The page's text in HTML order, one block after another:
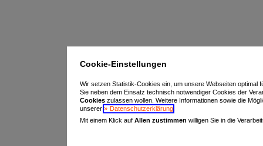
Cookie-Einstellungen
Wir setzen Statistik-Cookies ein, um unsere Webseiten
Sie neben dem Einsatz technisch notwendiger Cookies der
Cookieszulassen wollen. Weitere Informationen sowie die
unserer
Datenschutzerklärung.
Mit einem Klick auf Allen zustimmen willigen Sie in die